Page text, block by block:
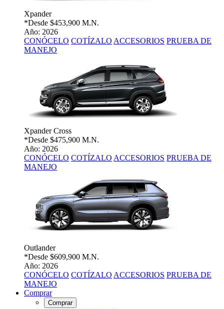
Xpander
*Desde $453,900 M.N.
Año: 2026
CONÓCELO COTÍZALO ACCESORIOS PRUEBA DE
MANEJO
Xpander Cross
*Desde $475,900 M.N.
Año: 2026
CONÓCELO COTÍZALO ACCESORIOS PRUEBA DE
MANEJO
Outlander
*Desde $609,900 M.N.
Año: 2026
CONÓCELO COTÍZALO ACCESORIOS PRUEBA DE
MANEJO
Comprar
Comprar